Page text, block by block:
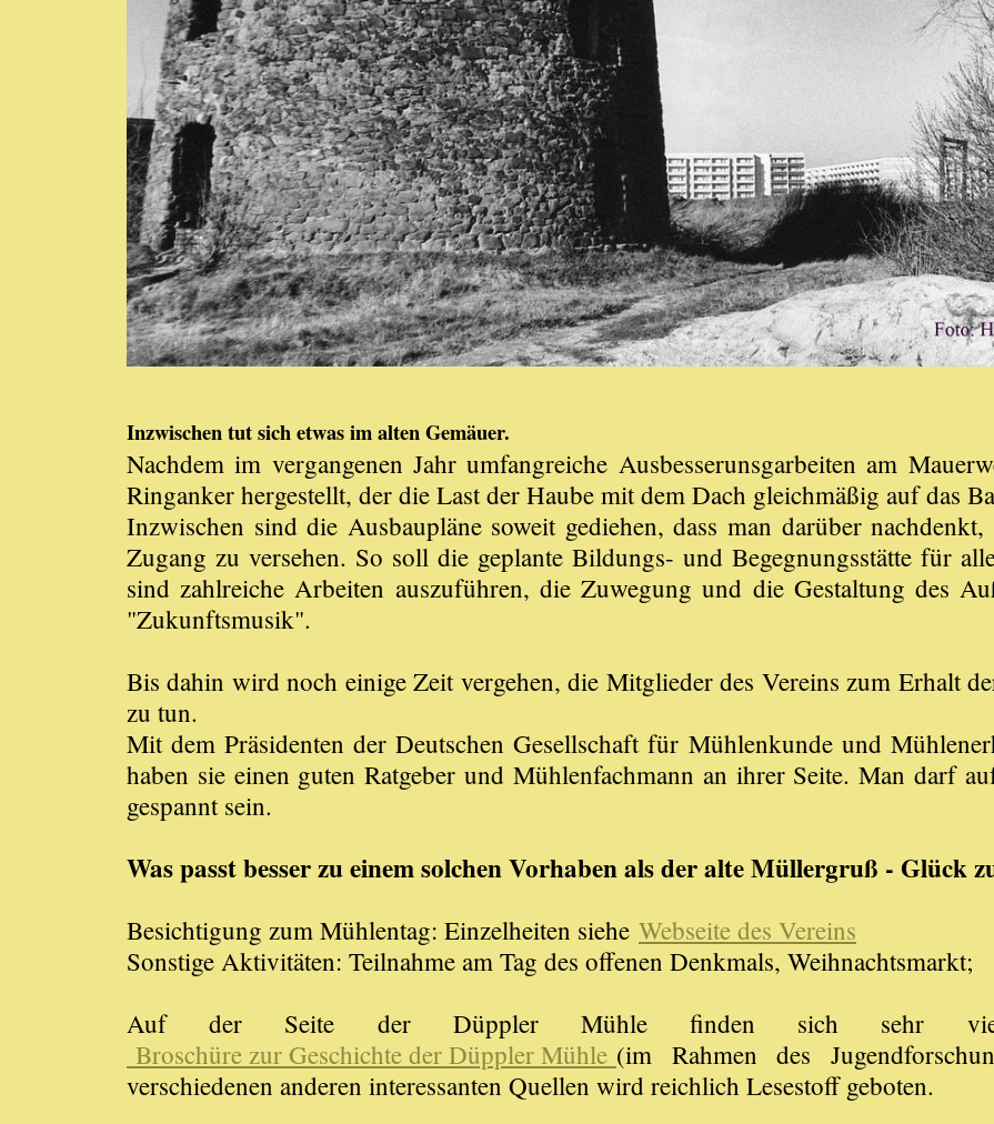
Inzwischen tut sich etwas im alten Gemäuer.
Nachdem im vergangenen Jahr umfangreiche Ausbesserunsgarbeiten am
Ringanker hergestellt, der die Last der Haube mit dem Dach gleichmäßig auf das
Inzwischen sind die Ausbaupläne soweit gediehen, dass man darüber
Zugang zu versehen. So soll die geplante Bildungs- und Begegnungsstätte für
sind zahlreiche Arbeiten auszuführen, die Zuwegung und die Gestaltung des
"Zukunftsmusik".
Bis dahin wird noch einige Zeit vergehen, die Mitglieder des Vereins zum Erhalt
zu tun.
Mit dem Präsidenten der Deutschen Gesellschaft für Mühlenkunde und
haben sie einen guten Ratgeber und Mühlenfachmann an ihrer Seite. Man darf
gespannt sein.
Was passt besser zu einem solchen Vorhaben als der alte Müllergruß - Glück
Besichtigung zum Mühlentag: Einzelheiten siehe Webseite des Vereins
Sonstige Aktivitäten: Teilnahme am Tag des offenen Denkmals, Weihnachtsmarkt;
Auf der Seite der Düppler Mühle finden sich sehr
Broschüre zur Geschichte der Düppler Mühle (im Rahmen des
verschiedenen anderen interessanten Quellen wird reichlich Lesestoff geboten.